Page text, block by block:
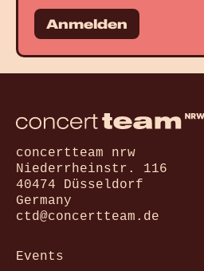
Anmelden
concertteam nrw
Niederrheinstr. 116
40474 Düsseldorf
Germany
ctd@concertteam.de
Events